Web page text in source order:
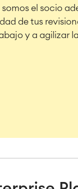
el socio
de tus
y a agilizar